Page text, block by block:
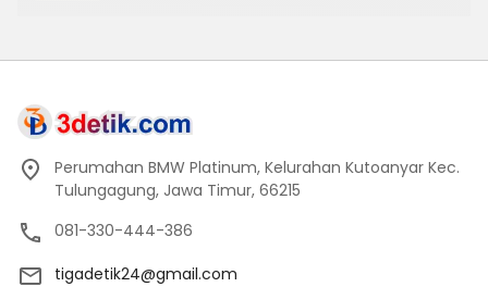
Perumahan BMW Platinum, Kelurahan Kutoanyar Kec.
Tulungagung, Jawa Timur, 66215
081-330-444-386
tigadetik24@gmail.com